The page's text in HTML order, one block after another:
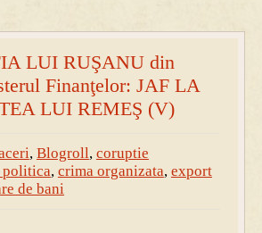
LUI RUŞANU din
Finanţelor: JAF LA
LUI REMEŞ (V)
, Blogroll, coruptie
politica, crima organizata, export
de bani